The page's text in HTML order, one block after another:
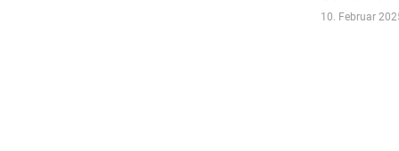
10. Februar